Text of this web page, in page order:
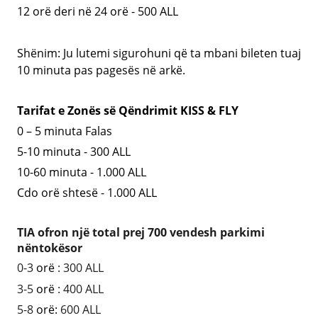
12 orë deri në 24 orë - 500ALL
Shënim: Ju lutemi sigurohuni që ta mbani bileten tuaj
10 minuta pas pagesës në arkë.
Tarifat e Zonës së Qëndrimit KISS & FLY
0 – 5 minuta Falas
5-10 minuta - 300ALL
10-60 minuta - 1.000ALL
Cdo orështesë- 1.000ALL
TIA ofron një total prej 700 vendesh parkimi
nëntokësor
0-3 orë : 300 ALL
3-5 orë : 400 ALL
5-8 orë: 600 ALL